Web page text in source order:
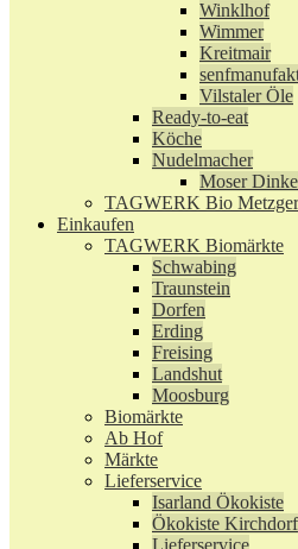
Winklhof
Wimmer
Kreitmair
Vilstaler Öle
Ready-to-eat
Köche
Nudelmacher
Moser
TAGWERK Bio
Einkaufen
TAGWERK Biomärkte
Schwabing
Traunstein
Dorfen
Erding
Freising
Landshut
Moosburg
Biomärkte
Ab Hof
Märkte
Lieferservice
Isarland Ökokiste
Ökokiste Kirchdorf
Lieferservice